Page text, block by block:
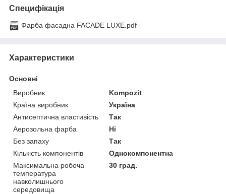
Специфікація
Фарба фасадна FACADE LUXE.pdf
Характеристики
Основні
Виробник
Kompozit
Країна виробник
Україна
Антисептична властивість
Так
Аерозольна фарба
Ні
Без запаху
Так
Кількість компонентів
Однокомпонентна
Максимальна робоча
температура
навколишнього
середовища
30 град.